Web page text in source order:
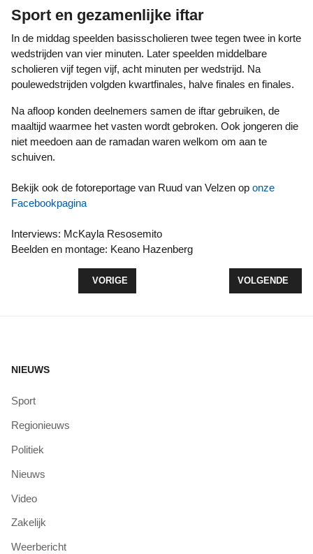
Sport en gezamenlijke iftar
In de middag speelden basisscholieren twee tegen twee in korte
wedstrijden van vier minuten. Later speelden middelbare
scholieren vijf tegen vijf, acht minuten per wedstrijd. Na
poulewedstrijden volgden kwartfinales, halve finales en finales.
Na afloop konden deelnemers samen de iftar gebruiken, de
maaltijd waarmee het vasten wordt gebroken. Ook jongeren die
niet meedoen aan de ramadan waren welkom om aan te
schuiven.
Bekijk ook de fotoreportage van Ruud van Velzen op onze
Facebookpagina
Interviews: McKayla Resosemito
Beelden en montage: Keano Hazenberg
VORIG ARTIKEL: KV WOLDERWIJD/DYZLE 1
VORIGE VOLGENDE
VOLGENDE
NIEUWS
Sport
Regionieuws
Politiek
Nieuws
Video
Zakelijk
Weerbericht